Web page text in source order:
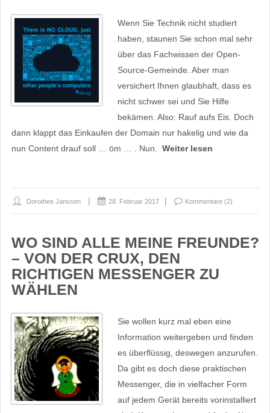
Wenn Sie Technik nicht studiert
haben, staunen Sie schon mal sehr
über das Fachwissen der Open-
Source-Gemeinde. Aber man
versichert Ihnen glaubhaft, dass es
nicht schwer sei und Sie Hilfe
bekämen. Also: Rauf aufs Eis. Doch
dann klappt das Einkaufen der Domain nur hakelig und wie da
nun Content drauf soll … öm … . Nun.
Weiter lesen
Dorothee Janssen 28. Februar 2017 Kommentare (2)
WO SIND ALLE MEINE FREUNDE?
– VON DER CRUX, DEN
RICHTIGEN MESSENGER ZU
WÄHLEN
Sie wollen kurz mal eben eine
Information weitergeben und finden
es überflüssig, deswegen anzurufen.
Da gibt es doch diese praktischen
Messenger, die in vielfacher Form
auf jedem Gerät bereits vorinstalliert